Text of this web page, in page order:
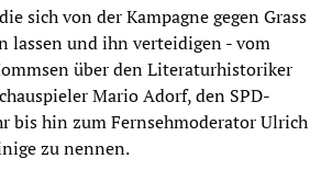
sich von der Kampagne gegen Grass
lassen und ihn verteidigen - vom
über den Literaturhistoriker
Mario Adorf, den SPD-
bis hin zum Fernsehmoderator Ulrich
zu nennen.